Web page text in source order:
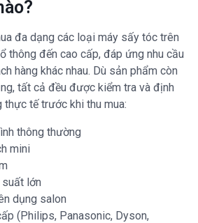
đa dạng các loại máy sấy tóc trên
thông đến cao cấp, đáp ứng nhu cầu
hàng khác nhau. Dù sản phẩm còn
tất cả đều được kiểm tra và định
tế trước khi thu mua:
thông thường
mini
lớn
dụng salon
(Philips, Panasonic, Dyson,